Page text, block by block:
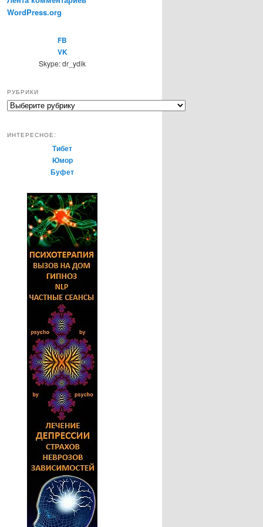
WordPress.org
FB
VK
Skype: dr_ydik
РУБРИКИ
Р
р
ИНТЕРЕСНОЕ:
Тибет
Юмор
Буфет